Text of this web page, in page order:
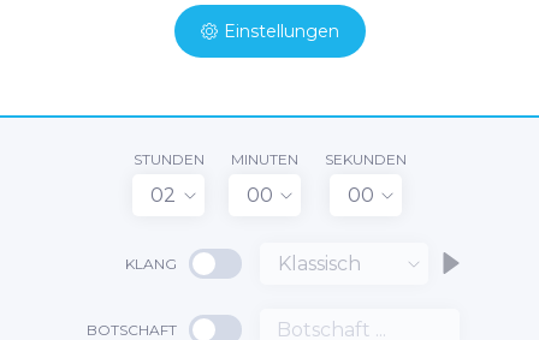
Einstellungen
STUNDEN
02
MINUTEN
00
SEKUNDEN
00
KLANG Klassisch
BOTSCHAFT